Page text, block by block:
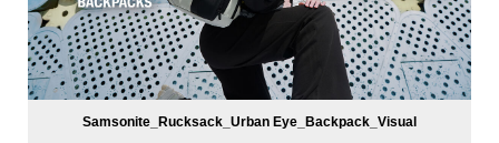
Samsonite_Rucksack_Urban Eye_Backpack_Visual